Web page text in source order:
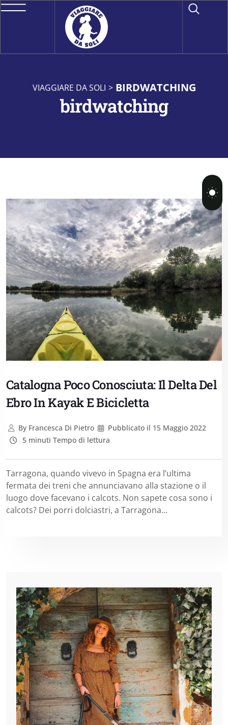
VIAGGIARE DA SOLI > BIRDWATCHING
birdwatching
Catalogna Poco Conosciuta: Il Delta Del
Ebro In Kayak E Bicicletta
ByFrancesca Di Pietro Pubblicato il 15 Maggio 2022
5 minuti Tempo di lettura
Tarragona, quando vivevo in Spagna era l’ultima
fermata dei treni che annunciavano alla stazione o il
luogo dove facevano i calcots. Non sapete cosa sono i
calcots? Dei porri dolciastri, a Tarragona...